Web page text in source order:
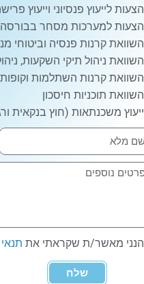
הצעות לייעוץ פנסיוני וייעוץ
הצעות למערכות מסחר בבורסה
השוואת קרנות פנסיה וביטוחי
השוואת ניהול תיקי השקעות,
השוואת קרנות השתלמות
השוואת תוכניות חיסכון
ייעוץ משכנתאות (חוץ בנקאית
הנני מאשר/ת שקראתי את
שלח